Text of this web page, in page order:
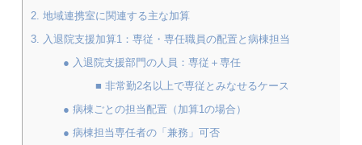
2. 地域連携室に関連する主な加算
3. 入退院支援加算1：専従・専任職員の配置と病棟担当
● 入退院支援部門の人員：専従＋専任
■ 非常勤2名以上で専従とみなせるケース
● 病棟ごとの担当配置（加算1の場合）
● 病棟担当専任者の「兼務」可否